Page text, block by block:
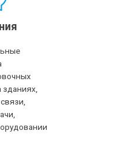
зданиях,